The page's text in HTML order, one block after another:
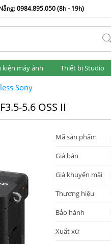
0984.895.050 (8h - 19h)
tlk
kiện máy ảnh Thiết bị Studio
Sony
5.6 OSS II
Mã sản phẩm
Giá bán
Giá khuyến mãi
Thương hiệu
Bảo hành
Xuất xứ